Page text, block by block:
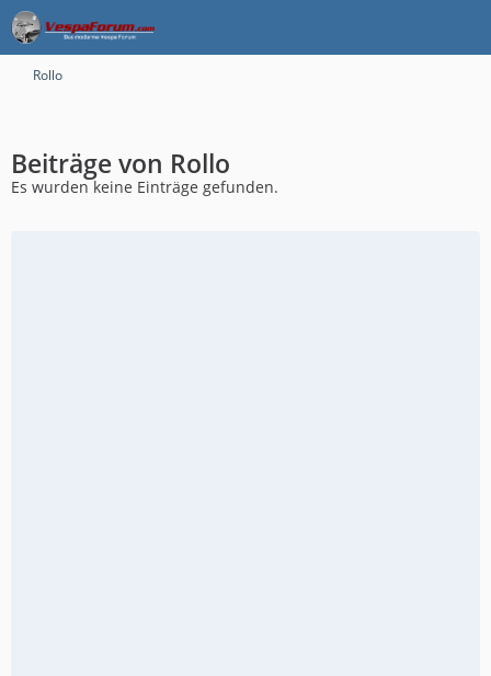
Rollo
Beiträge von Rollo
Es wurden keine Einträge gefunden.